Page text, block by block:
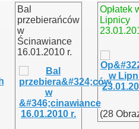
Bal
przebierańców
w
Ścinawiance
16.01.2010 r.
Opłatek
Lipnicy
(28